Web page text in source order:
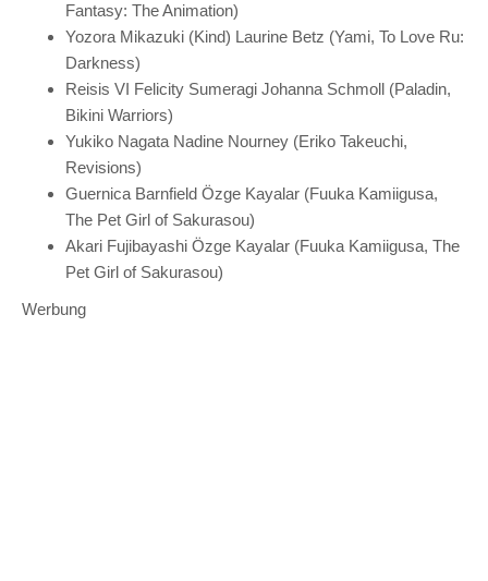
Fantasy: The Animation)
Yozora Mikazuki (Kind) Laurine Betz (Yami, To Love Ru:
Darkness)
Reisis VI Felicity Sumeragi Johanna Schmoll (Paladin,
Bikini Warriors)
Yukiko Nagata Nadine Nourney (Eriko Takeuchi,
Revisions)
Guernica Barnfield Özge Kayalar (Fuuka Kamiigusa,
The Pet Girl of Sakurasou)
Akari Fujibayashi Özge Kayalar (Fuuka Kamiigusa, The
Pet Girl of Sakurasou)
Werbung